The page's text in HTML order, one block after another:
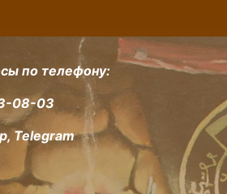
по телефону:
08-03
Telegram